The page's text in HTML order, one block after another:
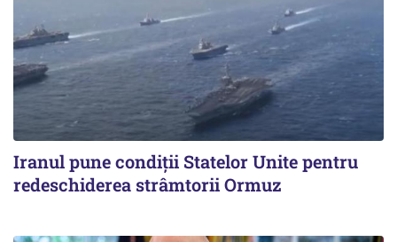
Iranul pune condiții Statelor Unite pentru
redeschiderea strâmtorii Ormuz